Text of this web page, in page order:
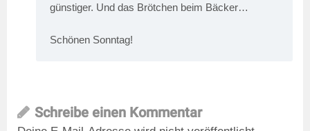
günstiger. Und das Brötchen beim Bäcker…
Schönen Sonntag!
Schreibe einen Kommentar